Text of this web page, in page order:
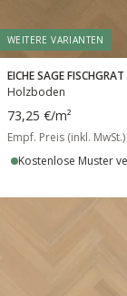
WEITERE VARIANTEN
EICHE SAGE FISCHGRAT
Holzboden
73,25 €/m²
Empf. Preis (inkl. MwSt.)
Kostenlose Muster